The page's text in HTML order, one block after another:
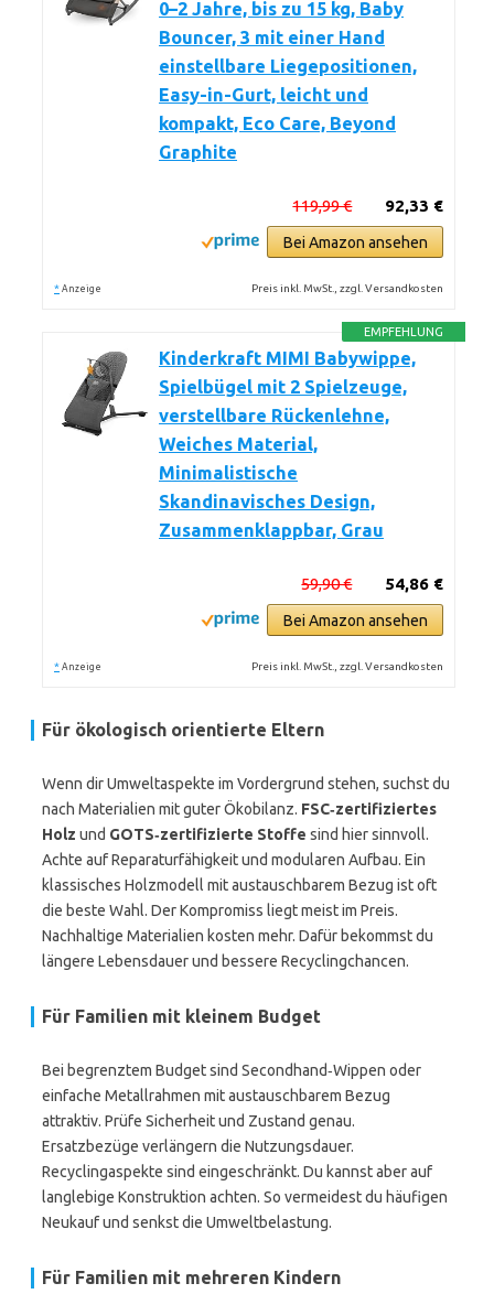
0–2 Jahre, bis zu 15 kg, Baby
Bouncer, 3 mit einer Hand
einstellbare Liegepositionen,
Easy-in-Gurt, leicht und
kompakt, Eco Care, Beyond
Graphite
92,33 €
119,99 €
Bei Amazon ansehen
* Anzeige Preis inkl. MwSt., zzgl. Versandkosten
EMPFEHLUNG
Kinderkraft MIMI Babywippe,
Spielbügel mit 2 Spielzeuge,
verstellbare Rückenlehne,
Weiches Material,
Minimalistische
Skandinavisches Design,
Zusammenklappbar, Grau
54,86 €
59,90 €
Bei Amazon ansehen
* Anzeige Preis inkl. MwSt., zzgl. Versandkosten
Für ökologisch orientierte Eltern
Wenn dir Umweltaspekte im Vordergrund stehen, suchst du
nach Materialien mit guter Ökobilanz. FSC‑zertifiziertes
Holz und GOTS‑zertifizierte Stoffe sind hier sinnvoll.
Achte auf Reparaturfähigkeit und modularen Aufbau. Ein
klassisches Holzmodell mit austauschbarem Bezug ist oft
die beste Wahl. Der Kompromiss liegt meist im Preis.
Nachhaltige Materialien kosten mehr. Dafür bekommst du
längere Lebensdauer und bessere Recyclingchancen.
Für Familien mit kleinem Budget
Bei begrenztem Budget sind Secondhand‑Wippen oder
einfache Metallrahmen mit austauschbarem Bezug
attraktiv. Prüfe Sicherheit und Zustand genau.
Ersatzbezüge verlängern die Nutzungsdauer.
Recyclingaspekte sind eingeschränkt. Du kannst aber auf
langlebige Konstruktion achten. So vermeidest du häufigen
Neukauf und senkst die Umweltbelastung.
Für Familien mit mehreren Kindern